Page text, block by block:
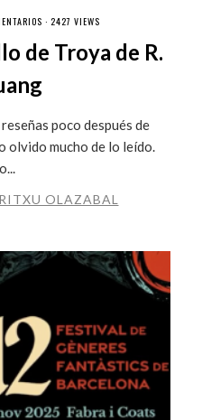
· 2427 VIEWS
de Troya de R.
poco después de
olvido mucho de lo leído.
OLAZABAL